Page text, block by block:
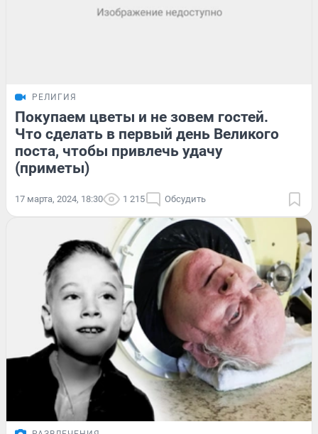
РЕЛИГИЯ
Покупаем цветы и не зовем гостей.
Что сделать в первый день Великого
поста, чтобы привлечь удачу
(приметы)
17 марта, 2024, 18:30 1 215 Обсудить